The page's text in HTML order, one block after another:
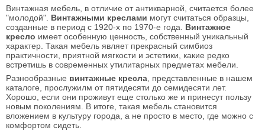
Винтажная мебель, в отличие от антикварной, считается более
"молодой". Винтажными креслами могут считаться образцы,
созданные в период с 1920-х по 1970-е года. Винтажное
кресло имеет особенную ценность, собственный уникальный
характер. Такая мебель являет прекрасный симбиоз
практичности, приятной мягкости и эстетики, какие редко
встретишь в современных утилитарных предметах мебели.
Разнообразные винтажные кресла, представленные в нашем
каталоге, прослужилм от пятидесяти до семидесяти лет.
Хорошо, если они проживут еще столько же и принесут пользу
новым поколениям. В итоге, такая мебель становится
вложением в культуру города, а не просто в место, где можно с
комфортом сидеть.